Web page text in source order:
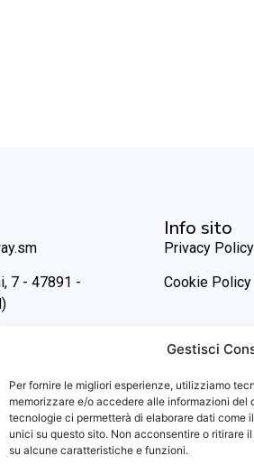
Gestisci
Per fornire le migliori esperienze, utilizziamo
memorizzare e/o accedere alle informazioni del
tecnologie ci permetterà di elaborare dati come
unici su questo sito. Non acconsentire o ritirare
su alcune caratteristiche e funzioni.
7 - 47891 -
Info sito
Privacy Policy
Cookie Policy